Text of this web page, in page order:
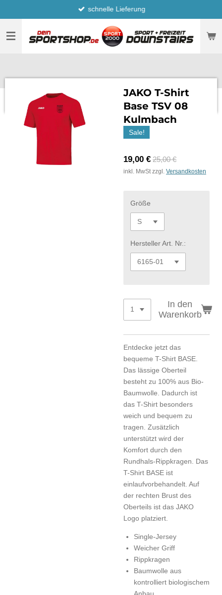
Hauptinhalt
springen
schnelle Lieferung
JAKO T-Shirt
Base TSV 08
Kulmbach
Sale!
19,00 € 25,00 €
inkl. MwSt zzgl. Versandkosten
Größe
Hersteller Art. Nr.:
In den
Warenkorb
Entdecke jetzt das
bequeme T-Shirt BASE.
Das lässige Oberteil
besteht zu 100% aus Bio-
Baumwolle. Dadurch ist
das T-Shirt besonders
weich und bequem zu
tragen. Zusätzlich
unterstützt wird der
Komfort durch den
Rundhals-Rippkragen. Das
T-Shirt BASE ist
einlaufvorbehandelt. Auf
der rechten Brust des
Oberteils ist das JAKO
Logo platziert.
Single-Jersey
Weicher Griff
Rippkragen
Baumwolle aus
kontrolliert biologischem
Anbau